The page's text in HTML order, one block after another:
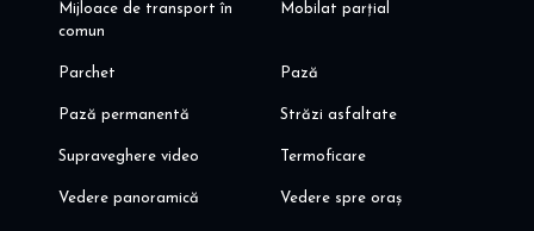
Mijloace de transport în
comun
Mobilat parțial
Parchet Pază
Pază permanentă Străzi asfaltate
Supraveghere video Termoficare
Vedere panoramică Vedere spre oraș